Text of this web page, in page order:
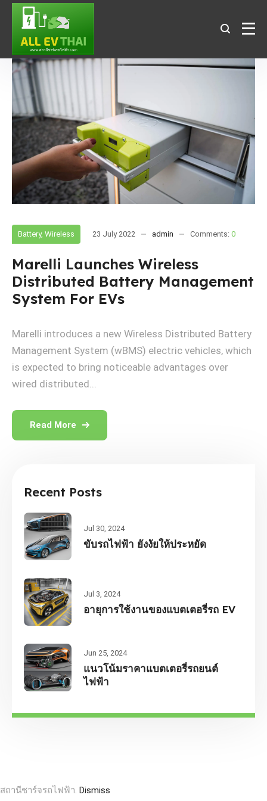
Battery, Wireless 23 July 2022 admin Comments: 0
Marelli Launches Wireless
Distributed Battery Management
System For EVs
Marelli introduces a new Wireless Distributed Battery
Management System (wBMS) electric vehicles, which
is expected to bring noticeable advantages over
wired distributed...
Read More
Recent Posts
Jul 30, 2024
ขับรถไฟฟ้า ยังงัยให้ประหยัด
Jul 3, 2024
อายุการใช้งานของแบตเตอรี่รถ EV
Jun 25, 2024
แนวโน้มราคาแบตเตอรี่รถยนต์
ไฟฟ้า
สถานีชาร์จรถไฟฟ้า. Dismiss